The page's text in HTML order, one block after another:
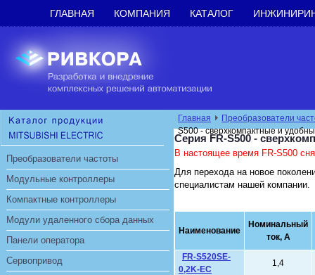
ГЛАВНАЯ КОМПАНИЯ КАТАЛОГ
Преобразователи частоты
Модульные контроллеры
Компактные контроллеры
Модули удаленного сбора данных
Панели оператора
Сервопривод
Главная
Преобразователи
S500 - сверхкомпактные и
Серия FR-S500 -
В настоящее время FR-S500
Для перехода на новое
специалистам нашей компании.
Наименование
Номинальный
ток, А
FR-S520SE-
0,2K-EC
1,4